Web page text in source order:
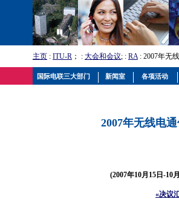
主页 : ITU-R ； : 大会和会议; : RA: 2007年无
2007年无线电
(2007年10月15日-10
«决议
国际电联三大部门 新闻室 各项活动